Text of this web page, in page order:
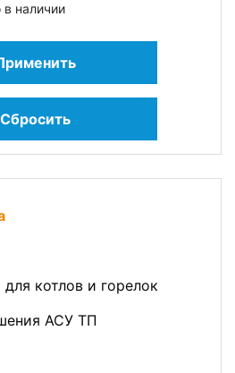
в наличии
Сбросить
котлов и горелок
АСУ ТП